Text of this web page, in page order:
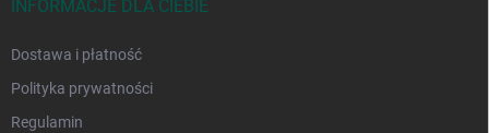
INFORMACJE DLA CIEBIE
Dostawa i płatność
Polityka prywatności
Regulamin